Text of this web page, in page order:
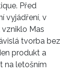
Před
vyjádření, v
Mas
tvorba bez
produkt a
na letošním